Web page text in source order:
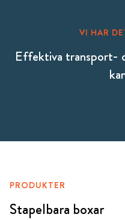
VI HAR
Effektiva transport-
PRODUKTER
Stapelbara boxar